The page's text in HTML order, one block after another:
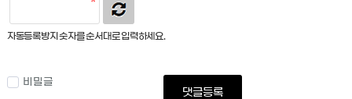
자동등록방지 숫자를 순서대로 입력하세요.
비밀글
댓글등록